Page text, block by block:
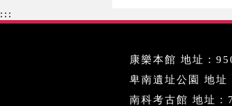
:::
康樂本館 地址：
卑南遺址公園 地
南科考古館 地址